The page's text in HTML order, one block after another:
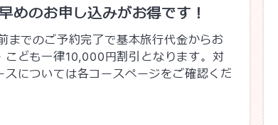
めのお申し込みがお得です！
までのご予約完了で基本旅行代金からお
こども一律10,000円割引となります。対
スについては各コースページをご確認くだ